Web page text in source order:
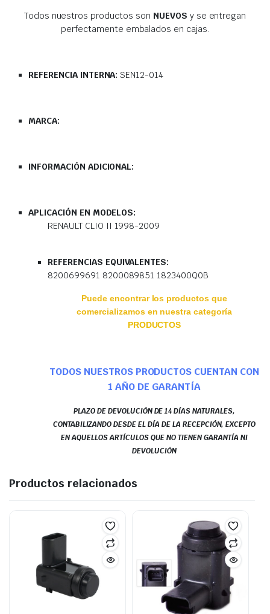
Todos nuestros productos son NUEVOS y se entregan
perfectamente embalados en cajas.
REFERENCIA INTERNA:SEN12-014
MARCA:
INFORMACIÓN ADICIONAL:
APLICACIÓN EN MODELOS:
RENAULT CLIO II 1998-2009
REFERENCIAS EQUIVALENTES:
8200699691 8200089851 1823400Q0B
Puede encontrar los productos que
comercializamos en nuestra categoría
PRODUCTOS
TODOS NUESTROS PRODUCTOS CUENTAN CON
1 AÑO DE GARANTÍA
PLAZO DE DEVOLUCIÓN DE 14 DÍAS NATURALES,
CONTABILIZANDO DESDE EL DÍA DE LA RECEPCIÓN, EXCEPTO
EN AQUELLOS ARTÍCULOS QUE NO TIENEN GARANTÍA NI
DEVOLUCIÓN
Productos relacionados